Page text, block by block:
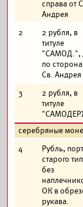
справа от
Андрея
2
2 рубля, в
титуле
"САМОД.",
по
Св. Андрея
3
2 рубля, в
титуле
серебряные
4
Рубль,
старого
без
ОК в
рукава.